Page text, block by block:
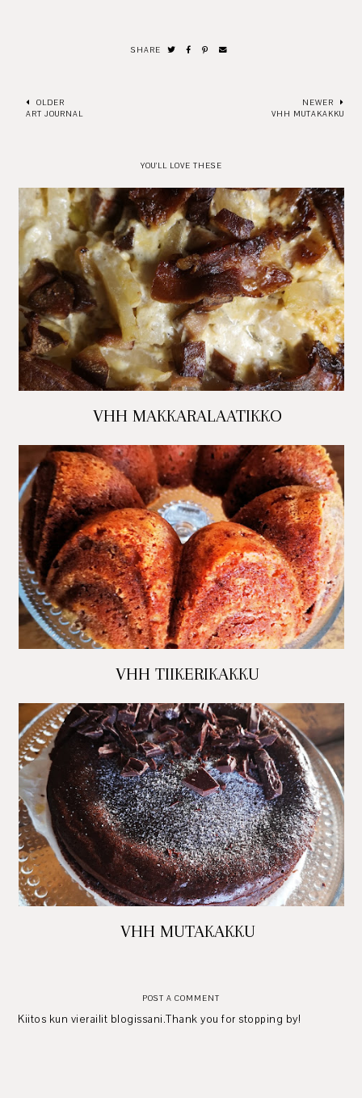
SHARE
OLDER
ART JOURNAL
NEWER
VHH MUTAKAKKU
YOU'LL LOVE THESE
VHH MAKKARALAATIKKO
VHH TIIKERIKAKKU
VHH MUTAKAKKU
POST A COMMENT
Kiitos kun vierailit blogissani.Thank you for stopping by!